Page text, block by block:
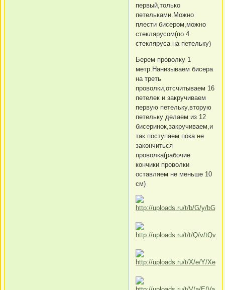
первый,только
петельками.Можно
плести бисером,можно
стеклярусом(по 4
стекляруса на петельку)
Берем проволку 1
метр.Нанизываем бисера
на треть
проволки,отсчитываем 16
петелек и закручиваем
первую петельку,вторую
петельку делаем из 12
бисеринок,закручиваем,и
так поступаем пока не
закончиться
проволка(рабочие
кончики проволки
оставляем не меньше 10
см)